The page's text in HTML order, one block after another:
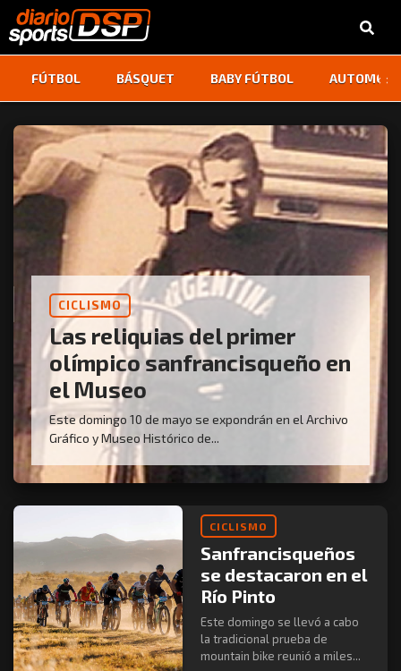
FÚTBOL BÁSQUET BABY FÚTBOL ‹ ›
CICLISMO
Las reliquias del primer
olímpico sanfrancisqueño en
el Museo
Este domingo 10 de mayo se expondrán en el Archivo
Gráfico y Museo Histórico de...
CICLISMO
Sanfrancisqueños
se destacaron en el
Río Pinto
Este domingo se llevó a cabo
la tradicional prueba de
mountain bike reunió a miles...